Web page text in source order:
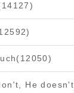
(12050)
He doesn't